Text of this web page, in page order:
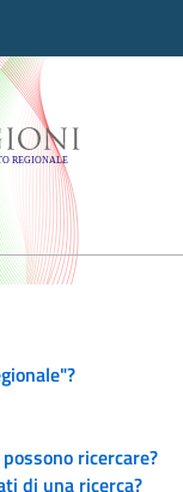
-
ricercare?
di una ricerca?